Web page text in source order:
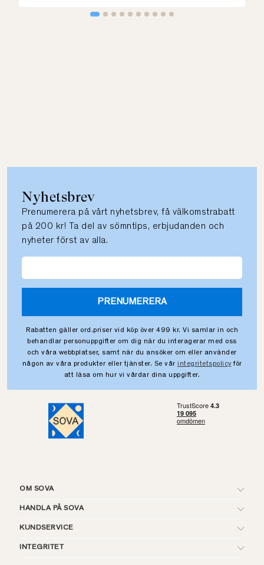
Nyhetsbrev
Prenumerera på vårt nyhetsbrev, få välkomstrabatt
på 200 kr! Ta del av sömntips, erbjudanden och
nyheter först av alla.
PRENUMERERA
Rabatten gäller ord.priser vid köp över 499 kr. Vi samlar in och
behandlar personuppgifter om dig när du interagerar med oss
och våra webbplatser, samt när du ansöker om eller använder
någon av våra produkter eller tjänster. Se vår integritetspolicy för
att läsa om hur vi vårdar dina uppgifter.
OM SOVA
HANDLA PÅ SOVA
KUNDSERVICE
INTEGRITET